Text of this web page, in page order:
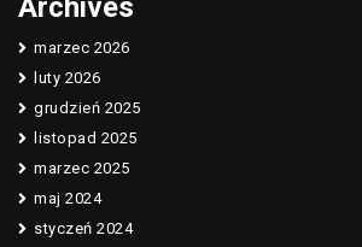
Archives
marzec 2026
luty 2026
grudzień 2025
listopad 2025
marzec 2025
maj 2024
styczeń 2024